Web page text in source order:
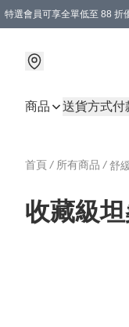
特選會員可享全單低至 88 折
商品 送貨方式付
首頁 / 所有商品 / 舒
收藏級